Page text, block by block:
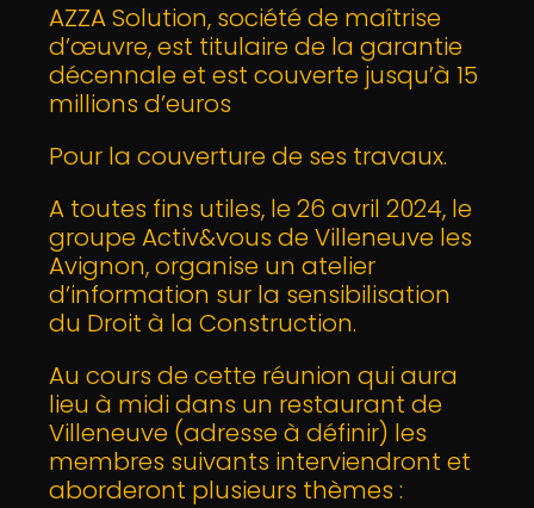
AZZA Solution, société de maîtrise
d’œuvre, est titulaire de la garantie
décennale et est couverte jusqu’à 15
millions d’euros
Pour la couverture de ses travaux.
A toutes fins utiles, le 26 avril 2024, le
groupe Activ&vous de Villeneuve les
Avignon, organise un atelier
d’information sur la sensibilisation
du Droit à la Construction.
Au cours de cette réunion qui aura
lieu à midi dans un restaurant de
Villeneuve (adresse à définir) les
membres suivants interviendront et
aborderont plusieurs thèmes :